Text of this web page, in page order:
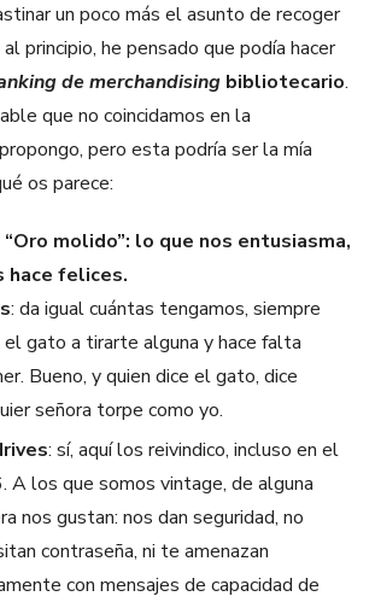
un poco más el asunto de recoger
principio, he pensado que podía hacer
de merchandising bibliotecario.
que no coincidamos en la
pero esta podría ser la mía
os parece:
molido”: lo que nos entusiasma,
hace felices.
: da igual cuántas tengamos, siempre
el gato a tirarte alguna y hace falta
Bueno, y quien dice el gato, dice
señora torpe como yo.
: sí, aquí los reivindico, incluso en el
A los que somos vintage, de alguna
nos gustan: nos dan seguridad, no
contraseña, ni te amenazan
con mensajes de capacidad de